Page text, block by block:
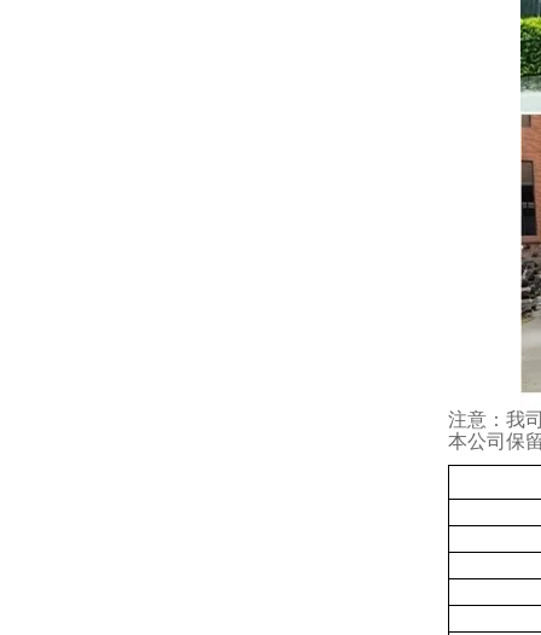
注意：我
本公司保